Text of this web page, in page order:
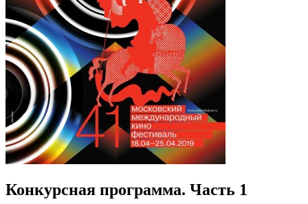
Конкурсная программа. Часть 1